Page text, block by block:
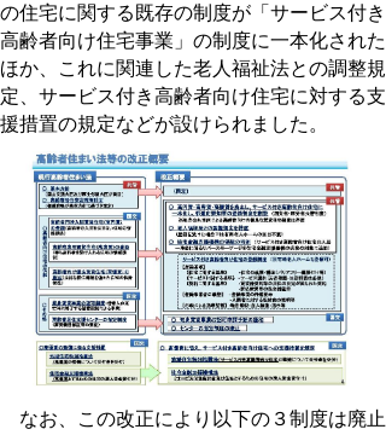
の住宅に関する既存の制度が「サービス付き
高齢者向け住宅事業」の制度に一本化された
ほか、これに関連した老人福祉法との調整規
定、サービス付き高齢者向け住宅に対する支
援措置の規定などが設けられました。
なお、この改正により以下の３制度は廃止